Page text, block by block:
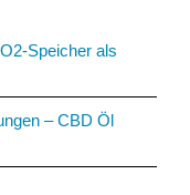
Speicher als
– CBD Öl